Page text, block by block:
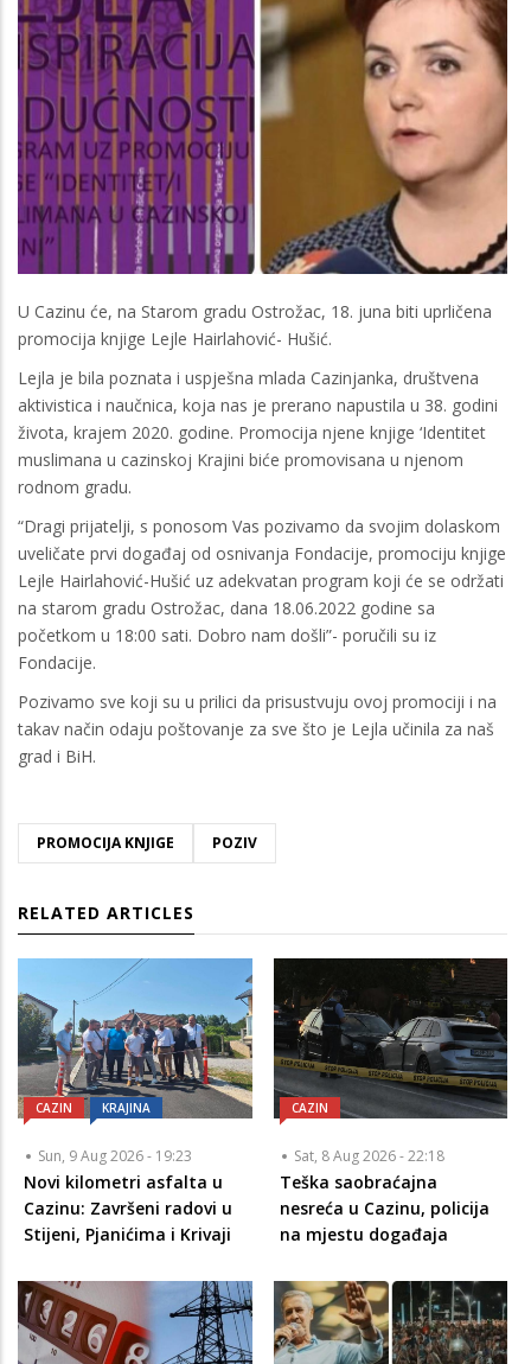
U Cazinu će, na Starom gradu Ostrožac, 18. juna biti uprličena
promocija knjige Lejle Hairlahović- Hušić.
Lejla je bila poznata i uspješna mlada Cazinjanka, društvena
aktivistica i naučnica, koja nas je prerano napustila u 38. godini
života, krajem 2020. godine. Promocija njene knjige ‘Identitet
muslimana u cazinskoj Krajini biće promovisana u njenom
rodnom gradu.
“Dragi prijatelji, s ponosom Vas pozivamo da svojim dolaskom
uveličate prvi događaj od osnivanja Fondacije, promociju knjige
Lejle Hairlahović-Hušić uz adekvatan program koji će se održati
na starom gradu Ostrožac, dana 18.06.2022 godine sa
početkom u 18:00 sati. Dobro nam došli”- poručili su iz
Fondacije.
Pozivamo sve koji su u prilici da prisustvuju ovoj promociji i na
takav način odaju poštovanje za sve što je Lejla učinila za naš
grad i BiH.
PROMOCIJA KNJIGE POZIV
RELATED ARTICLES
CAZIN KRAJINA
Sun, 9 Aug 2026 - 19:23
Novi kilometri asfalta u
Cazinu: Završeni radovi u
Stijeni, Pjanićima i Krivaji
CAZIN
Sat, 8 Aug 2026 - 22:18
Teška saobraćajna
nesreća u Cazinu, policija
na mjestu događaja